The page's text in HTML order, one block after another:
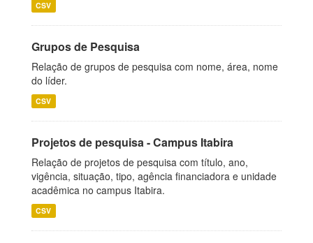
CSV
Grupos de Pesquisa
Relação de grupos de pesquisa com nome, área, nome
do líder.
CSV
Projetos de pesquisa - Campus Itabira
Relação de projetos de pesquisa com título, ano,
vigência, situação, tipo, agência financiadora e unidade
acadêmica no campus Itabira.
CSV